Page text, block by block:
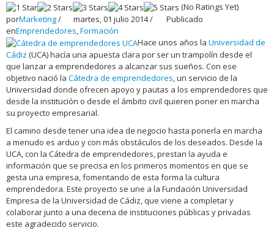
(No Ratings Yet)
porMarketing/ martes, 01 julio 2014/
Publicado
enEmprendedores Formación
Hace unos años la Universidad de
Cádiz (UCA) hacía una apuesta clara por ser un trampolín desde el
que lanzar a emprendedores a alcanzar sus sueños. Con ese
objetivo nació la Cátedra de emprendedores, un servicio de la
Universidad donde ofrecen apoyo y pautas a los emprendedores que
desde la institución o desde el ámbito civil quieren poner en marcha
su proyecto empresarial.
El camino desde tener una idea de negocio hasta ponerla en marcha
a menudo es arduo y con más obstáculos de los deseados. Desde la
UCA, con la Cátedra de emprendedores, prestan la ayuda e
información que se precisa en los primeros momentos en que se
gesta una empresa, fomentando de esta forma la cultura
emprendedora. Este proyecto se une a la Fundación Universidad
Empresa de la Universidad de Cádiz, que viene a completar y
colaborar junto a una decena de instituciones públicas y privadas
este agradecido servicio.